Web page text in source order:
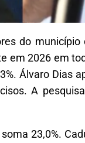
do
em 2026 em
Álvaro Dias
A
23,0%.